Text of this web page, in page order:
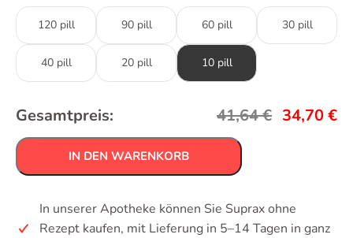
120 pill 90 pill 60 pill 30 pill
40 pill 20 pill 10 pill
Gesamtpreis: 41,64€ 34,70€
IN DEN WARENKORB
In unserer Apotheke können Sie Suprax ohne
Rezept kaufen, mit Lieferung in 5–14 Tagen in ganz